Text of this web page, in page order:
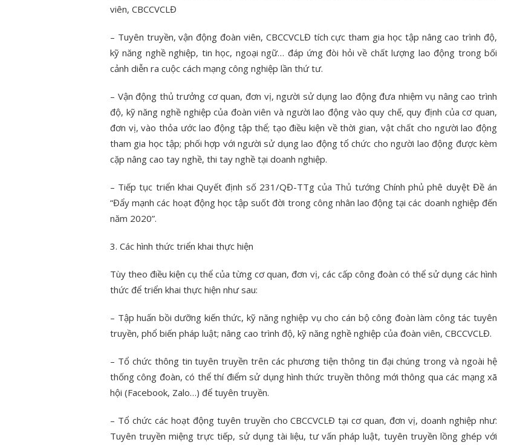
viên, CBCCVCLĐ
– Tuyên truyền, vận động đoàn viên, CBCCVCLĐ tích cực tham gia học tập nâng cao trình độ,
kỹ năng nghề nghiệp, tin học, ngoại ngữ… đáp ứng đòi hỏi về chất lượng lao động trong bối
cảnh diễn ra cuộc cách mạng công nghiệp lần thứ tư.
– Vận động thủ trưởng cơ quan, đơn vị, người sử dụng lao động đưa nhiệm vụ nâng cao trình
độ, kỹ năng nghề nghiệp của đoàn viên và người lao động vào quy chế, quy định của cơ quan,
đơn vị, vào thỏa ước lao động tập thể; tạo điều kiện về thời gian, vật chất cho người lao động
tham gia học tập; phối hợp với người sử dụng lao động tổ chức cho người lao động được kèm
cặp nâng cao tay nghề, thi tay nghề tại doanh nghiệp.
– Tiếp tục triển khai Quyết định số 231/QĐ-TTg của Thủ tướng Chính phủ phê duyệt Đề án
“Đẩy mạnh các hoạt động học tập suốt đời trong công nhân lao động tại các doanh nghiệp đến
năm 2020”.
3. Các hình thức triển khai thực hiện
Tùy theo điều kiện cụ thể của từng cơ quan, đơn vị, các cấp công đoàn có thể sử dụng các hình
thức để triển khai thực hiện như sau:
– Tập huấn bồi dưỡng kiến thức, kỹ năng nghiệp vụ cho cán bộ công đoàn làm công tác tuyên
truyền, phổ biến pháp luật; nâng cao trình độ, kỹ năng nghề nghiệp của đoàn viên, CBCCVCLĐ.
– Tổ chức thông tin tuyên truyền trên các phương tiện thông tin đại chúng trong và ngoài hệ
thống công đoàn, có thể thí điểm sử dụng hình thức truyền thông mới thông qua các mạng xã
hội (Facebook, Zalo…) để tuyên truyền.
– Tổ chức các hoạt động tuyên truyền cho CBCCVCLĐ tại cơ quan, đơn vị, doanh nghiệp như:
Tuyên truyền miệng trực tiếp, sử dụng tài liệu, tư vấn pháp luật, tuyên truyền lồng ghép với